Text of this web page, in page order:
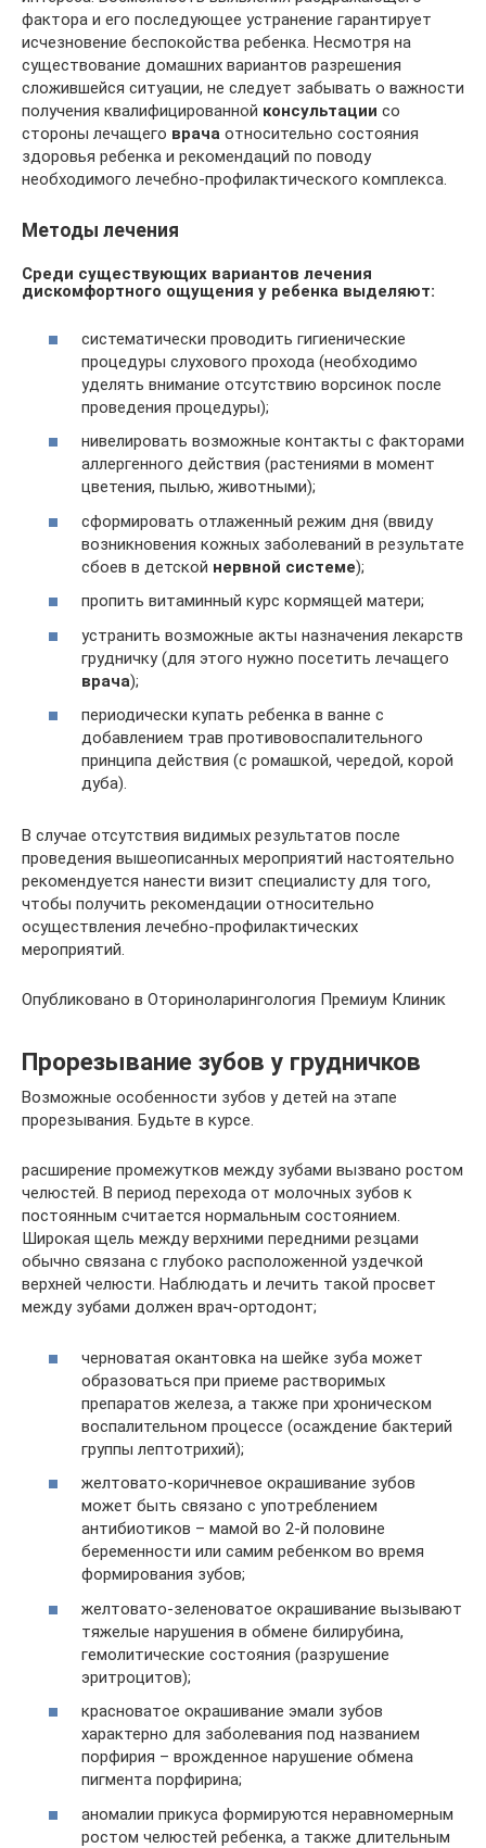
фактора и его последующее устранение гарантирует
исчезновение беспокойства ребенка. Несмотря на
существование домашних вариантов разрешения
сложившейся ситуации, не следует забывать о важности
получения квалифицированной консультации со
стороны лечащего врача относительно состояния
здоровья ребенка и рекомендаций по поводу
необходимого лечебно-профилактического комплекса.
Методы лечения
Среди существующих вариантов лечения
дискомфортного ощущения у ребенка выделяют:
систематически проводить гигиенические
процедуры слухового прохода (необходимо
уделять внимание отсутствию ворсинок после
проведения процедуры);
нивелировать возможные контакты с факторами
аллергенного действия (растениями в момент
цветения, пылью, животными);
сформировать отлаженный режим дня (ввиду
возникновения кожных заболеваний в результате
сбоев в детской нервной системе);
пропить витаминный курс кормящей матери;
устранить возможные акты назначения лекарств
грудничку (для этого нужно посетить лечащего
врача);
периодически купать ребенка в ванне с
добавлением трав противовоспалительного
принципа действия (с ромашкой, чередой, корой
дуба).
В случае отсутствия видимых результатов после
проведения вышеописанных мероприятий настоятельно
рекомендуется нанести визит специалисту для того,
чтобы получить рекомендации относительно
осуществления лечебно-профилактических
мероприятий.
Опубликовано в Оториноларингология Премиум Клиник
Прорезывание зубов у грудничков
Возможные особенности зубов у детей на этапе
прорезывания. Будьте в курсе.
расширение промежутков между зубами вызвано ростом
челюстей. В период перехода от молочных зубов к
постоянным считается нормальным состоянием.
Широкая щель между верхними передними резцами
обычно связана с глубоко расположенной уздечкой
верхней челюсти. Наблюдать и лечить такой просвет
между зубами должен врач-ортодонт;
черноватая окантовка на шейке зуба может
образоваться при приеме растворимых
препаратов железа, а также при хроническом
воспалительном процессе (осаждение бактерий
группы лептотрихий);
желтовато-коричневое окрашивание зубов
может быть связано с употреблением
антибиотиков – мамой во 2-й половине
беременности или самим ребенком во время
формирования зубов;
желтовато-зеленоватое окрашивание вызывают
тяжелые нарушения в обмене билирубина,
гемолитические состояния (разрушение
эритроцитов);
красноватое окрашивание эмали зубов
характерно для заболевания под названием
порфирия – врожденное нарушение обмена
пигмента порфирина;
аномалии прикуса формируются неравномерным
ростом челюстей ребенка, а также длительным